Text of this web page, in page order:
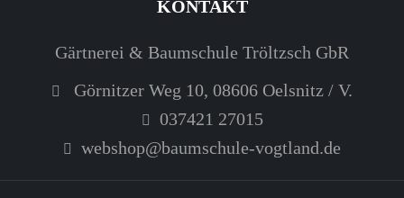
KONTAKT
Gärtnerei & Baumschule Tröltzsch GbR
Görnitzer Weg 10, 08606 Oelsnitz / V.
037421 27015
webshop@baumschule-vogtland.de